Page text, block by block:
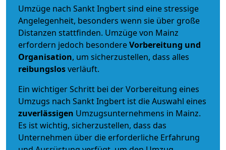
Umzüge nach Sankt Ingbert sind eine stressige
Angelegenheit, besonders wenn sie über große
Distanzen stattfinden. Umzüge von Mainz
erfordern jedoch besondereVorbereitung und
Organisation, um sicherzustellen, dass alles
reibungslosverläuft.
Ein wichtiger Schritt bei der Vorbereitung eines
Umzugs nach Sankt Ingbert ist die Auswahl eines
zuverlässigen Umzugsunternehmens in Mainz.
Es ist wichtig, sicherzustellen, dass das
Unternehmen über die erforderliche Erfahrung